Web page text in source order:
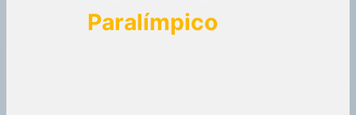
Paralímpico